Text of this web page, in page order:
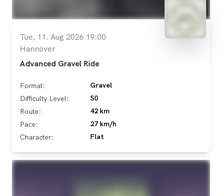
Tue, 11. Aug 2026 19:00
Hannover
Advanced Gravel Ride
Format:
Gravel
Difficulty Level:
S0
Route:
42 km
Pace:
27 km/h
Character:
Flat